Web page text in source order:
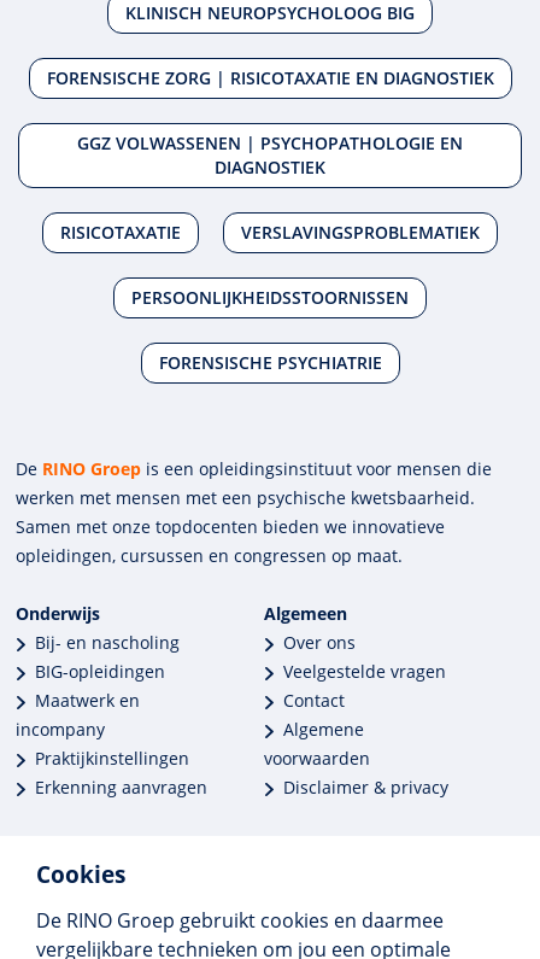
Cookies
De RINO Groep gebruikt cookies en daarmee
vergelijkbare technieken om jou een optimale
KLINISCH NEUROPSYCHOLOOG BIG
FORENSISCHE ZORG | RISICOTAXATIE EN DIAGNOSTIEK
GGZ VOLWASSENEN | PSYCHOPATHOLOGIE EN
DIAGNOSTIEK
RISICOTAXATIE VERSLAVINGSPROBLEMATIEK
PERSOONLIJKHEIDSSTOORNISSEN
FORENSISCHE PSYCHIATRIE
De RINO Groep is een opleidings­insti­tuut voor mensen die
werken met mensen met een psychische kwets­baar­heid.
Samen met onze top­docenten bieden we innova­tieve
opleidingen, cursussen en congres­sen op maat.
Onderwijs
Bij- en nascholing
BIG-opleidingen
Maatwerk en
incompany
Praktijkinstellingen
Erkenning aanvragen
Algemeen
Over ons
Veelgestelde vragen
Contact
Algemene
voorwaarden
Disclaimer & privacy
Meer dan 250 opleidingen